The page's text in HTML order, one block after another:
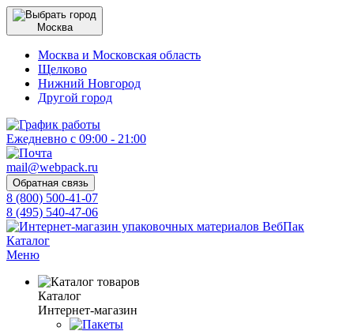
Москва
Москва и Московская область
Щелково
Нижний Новгород
Другой город
Ежедневно с 09:00 - 21:00
mail@webpack.ru
Обратная связь
8 (800) 500-41-07
8 (495) 540-47-06
Каталог
Меню
Каталог
Интернет-магазин